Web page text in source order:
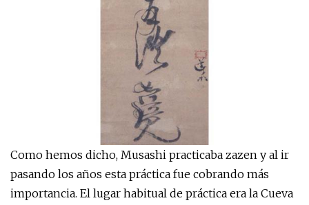
Como hemos dicho, Musashi practicaba zazen y al ir
pasando los años esta práctica fue cobrando más
importancia. El lugar habitual de práctica era la Cueva